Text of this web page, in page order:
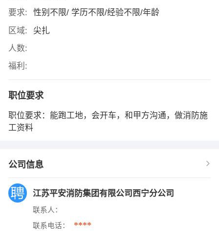
要求:
性别不限/ 学历不限/经验不限/年龄
区域:
尖扎
人数:
福利:
职位要求
职位要求：能跑工地，会开车，和甲方沟通，做消防施
工资料
公司信息
江苏平安消防集团有限公司西宁分公司
联系人：
联系电话： ****